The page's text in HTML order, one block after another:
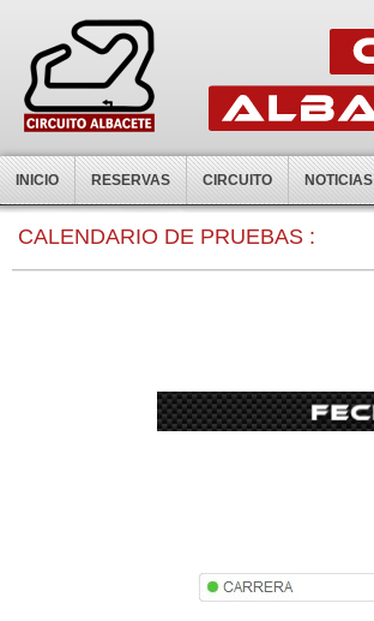
INICIO RESERVAS CIRCUITO NOTICIAS
CALENDARIO DE PRUEBAS :